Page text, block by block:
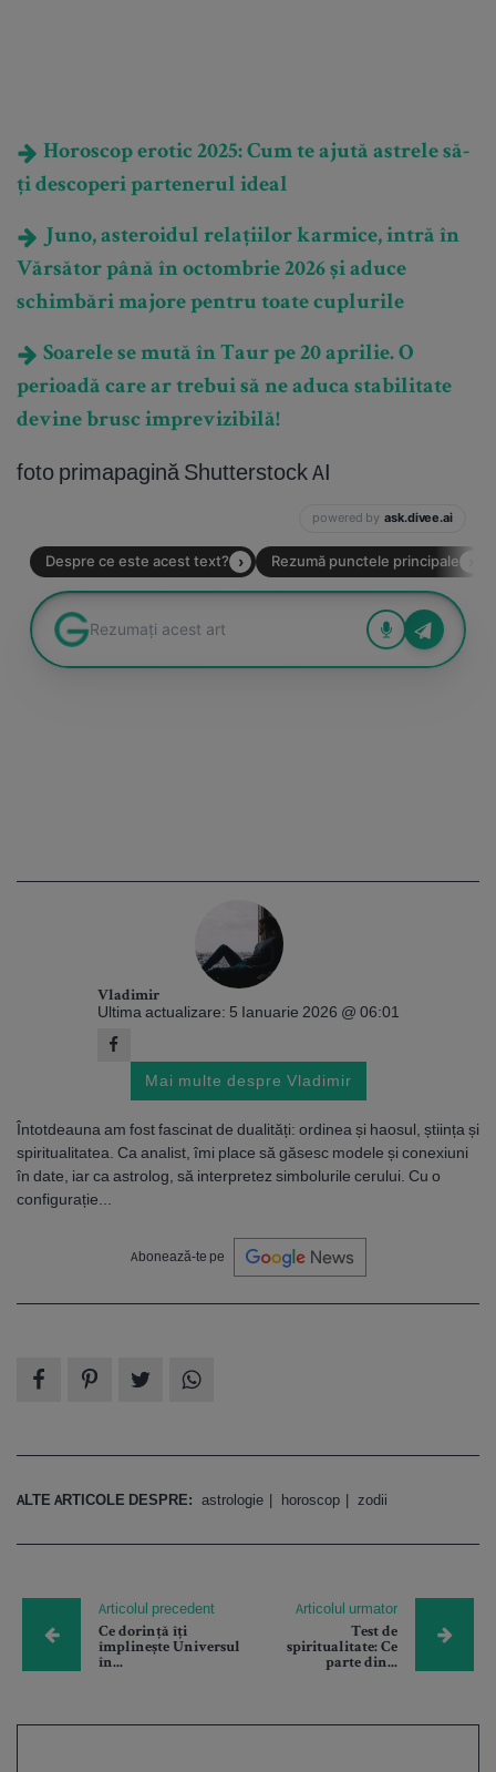
Horoscop erotic 2025: Cum te ajută astrele să-
ți descoperi partenerul ideal
Juno, asteroidul relațiilor karmice, intră în
Vărsător până în octombrie 2026 și aduce
schimbări majore pentru toate cuplurile
Soarele se mută în Taur pe 20 aprilie. O
perioadă care ar trebui să ne aduca stabilitate
devine brusc imprevizibilă!
foto primapagină Shutterstock AI
Vladimir
Ultima actualizare: 5 Ianuarie 2026 @ 06:01
Mai multe despre Vladimir
Întotdeauna am fost fascinat de dualități: ordinea și haosul, știința și
spiritualitatea. Ca analist, îmi place să găsesc modele și conexiuni
în date, iar ca astrolog, să interpretez simbolurile cerului. Cu o
configurație...
Abonează-te pe
ALTE ARTICOLE DESPRE: astrologie horoscop zodii
Articolul precedent
Ce dorință îți
împlinește Universul
în...
Articolul urmator
Test de
spiritualitate: Ce
parte din...